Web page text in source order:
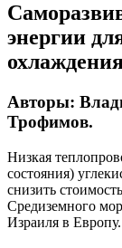
энергии
Авторы:
Трофимов.
Низкая
состояния)
снизить
Средиземного
Израиля в Европу.